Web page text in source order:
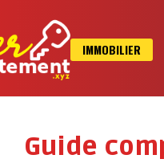
IMMOBILIER
Guide